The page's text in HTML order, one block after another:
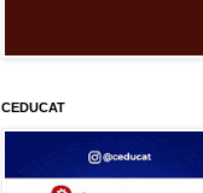
CEDUCAT